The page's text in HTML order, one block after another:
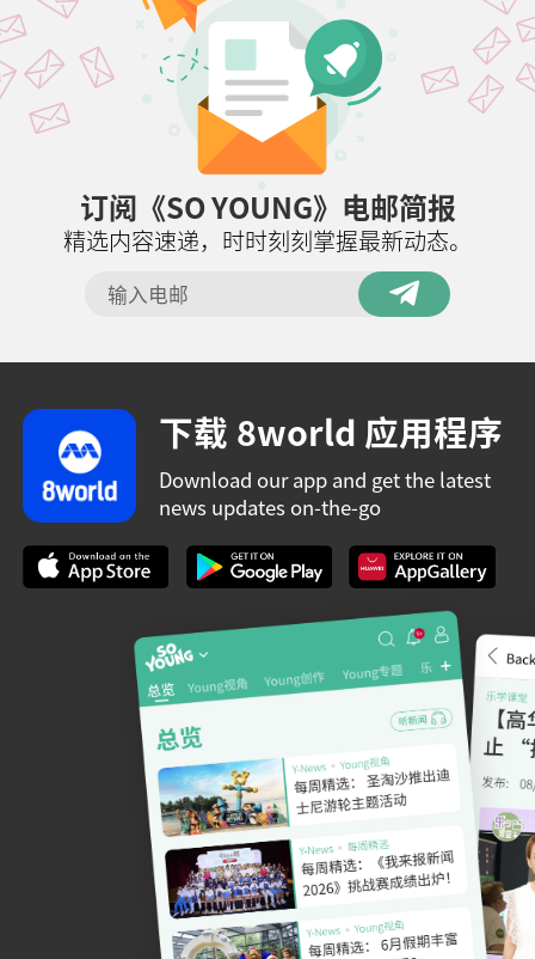
订阅《SO YOUNG》电邮简报
精选内容速递，时时刻刻掌握最新动态。
下载 8world 应用程序
Download our app and get the latest
news updates on-the-go